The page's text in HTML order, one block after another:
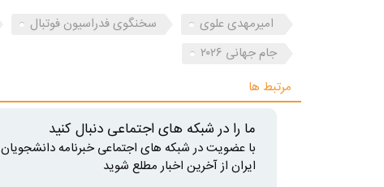
امیرمهدی علوی سخنگوی فدراسیون فوتبال
جام جهانی ۲۰۲۶
مرتبط ها
ما را در شبکه های اجتماعی دنبال کنید
با عضویت در شبکه های اجتماعی خبرنامه دانشجویان
ایران از آخرین اخبار مطلع شوید